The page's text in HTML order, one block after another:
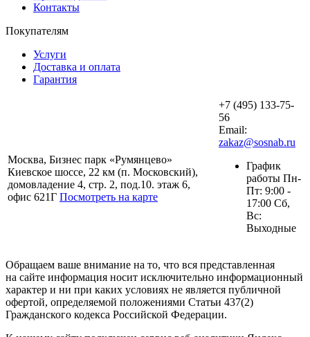
Контакты
Покупателям
Услуги
Доставка и оплата
Гарантия
Москва, Бизнес парк «Румянцево»
Киевское шоссе, 22 км (п. Московский),
домовладение 4, стр. 2, под.10. этаж 6,
офис 621Г Посмотреть на карте
+7 (495) 133-75-
56
Email:
zakaz@sosnab.ru
График
работы Пн-
Пт: 9:00 -
17:00 Сб,
Вс:
Выходные
Обращаем ваше внимание на то, что вся представленная
на сайте информация носит исключительно информационный
характер и ни при каких условиях не является публичной
офертой, определяемой положениями Статьи 437(2)
Гражданского кодекса Российской Федерации.